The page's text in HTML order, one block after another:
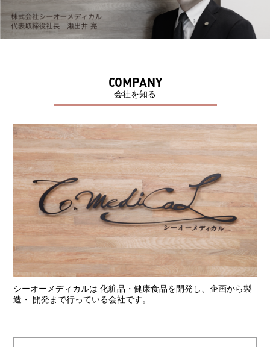
COMPANY
会社を知る
シーオーメディカルは 化粧品・健康食品を開発し、企画から製
造・ 開発まで行っている会社です。